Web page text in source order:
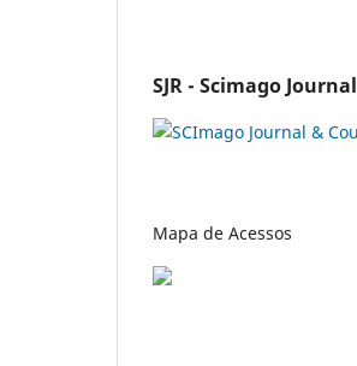
SJR - Scimago Journal
Mapa de Acessos